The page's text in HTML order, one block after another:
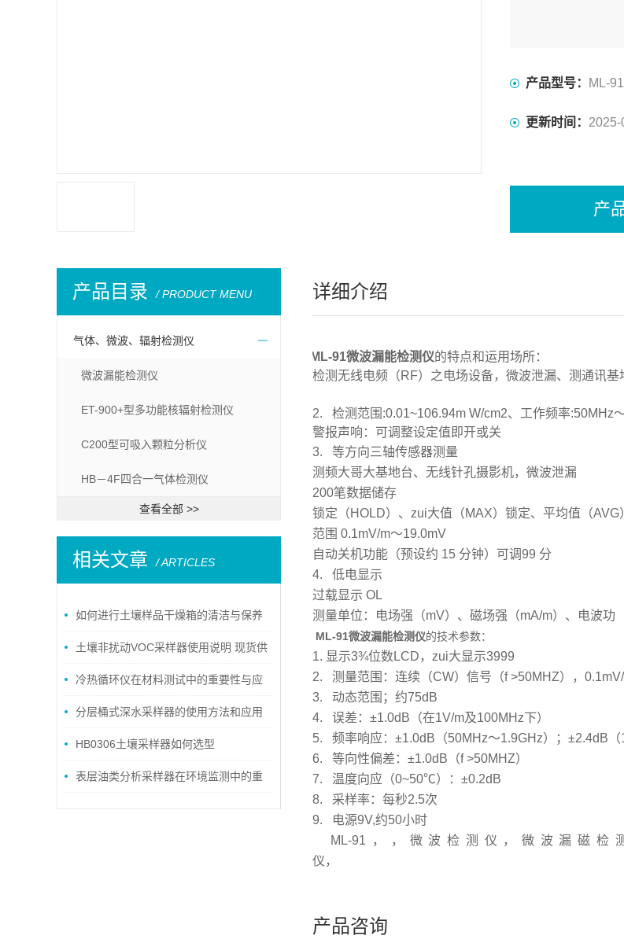
产品型号： ML-91
更新时间： 2025-
产
产品目录 / PRODUCT MENU
气体、微波、辐射检测仪
微波漏能检测仪
ET-900+型多功能核辐射检测仪
C200型可吸入颗粒分析仪
HB－4F四合一气体检测仪
查看全部 >>
相关文章 / ARTICLES
如何进行土壤样品干燥箱的清洁与保养
土壤非扰动VOC采样器使用说明 现货供
应！冷热循环仪在材料测试中的重要性与应
用 分层桶式深水采样器的使用方法和应用
领域HB0306土壤采样器如何选型
表层油类分析采样器在环境监测中的重
详细介绍
ML-91微波漏能检测仪的特点和运用场所：
检测无线电频（RF）之电场设备，微波泄漏、测通讯
2. 检测范围:0.01~106.94m W/cm2、工作频率:50MHz～
警报声响：可调整设定值即开或关
3. 等方向三轴传感器测量
测频大哥大基地台、无线针孔摄影机，微波泄漏
200笔数据储存
锁定（HOLD）、zui大值（MAX）锁定、平均值（AVG
范围 0.1mV/m～19.0mV
自动关机功能（预设约 15 分钟）可调99 分
4. 低电显示
过载显示 OL
测量单位：电场强（mV）、磁场强（mA/m）、电波功
ML-91微波漏能检测仪的技术参数：
1. 显示3¾位数LCD，zui大显示3999
2. 测量范围：连续（CW）信号（f >50MHZ），
3. 动态范围；约75dB
4. 误差：±1.0dB（在1V/m及100MHz下）
5. 频率响应：±1.0dB（50MHz～1.9GHz）；±2.4dB（
6. 等向性偏差：±1.0dB（f >50MHZ）
7. 温度向应（0~50℃）：±0.2dB
8. 采样率：每秒2.5次
9. 电源9V,约50小时
ML-91，，微波检测仪，微波漏磁
仪，
产品咨询